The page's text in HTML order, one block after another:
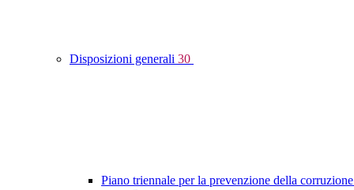
Disposizioni generali 30
Piano triennale per la prevenzione della